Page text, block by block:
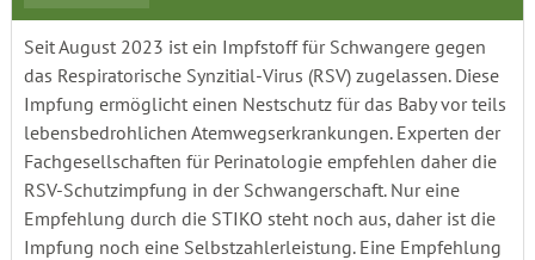
Seit August 2023 ist ein Impfstoff für Schwangere gegen
das Respiratorische Synzitial-Virus (RSV) zugelassen. Diese
Impfung ermöglicht einen Nestschutz für das Baby vor teils
lebensbedrohlichen Atemwegserkrankungen. Experten der
Fachgesellschaften für Perinatologie empfehlen daher die
RSV-Schutzimpfung in der Schwangerschaft. Nur eine
Empfehlung durch die STIKO steht noch aus, daher ist die
Impfung noch eine Selbstzahlerleistung. Eine Empfehlung